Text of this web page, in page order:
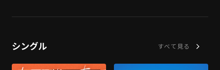
シングル すべて見る